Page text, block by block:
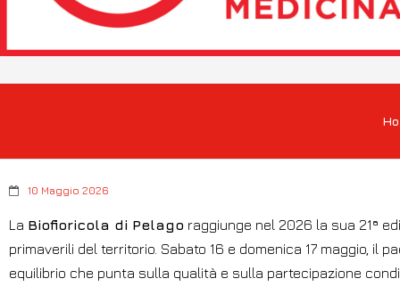
10 Maggio 2026
La Biofioricola di Pelago raggiunge nel 2026 la sua 21ª
primaverili del territorio. Sabato 16 e domenica 17 maggio,
equilibrio che punta sulla qualità e sulla partecipazione